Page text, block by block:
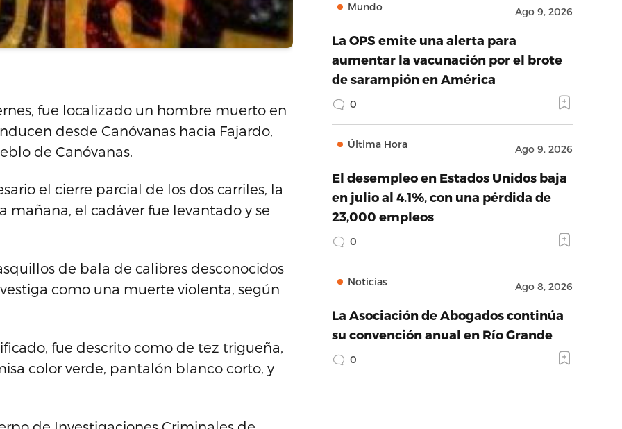
fue localizado un hombre muerto en
desde Canóvanas hacia Fajardo,
de Canóvanas.
el cierre parcial de los dos carriles, la
mañana, el cadáver fue levantado y se
de bala de calibres desconocidos
como una muerte violenta, según
fue descrito como de tez trigueña,
color verde, pantalón blanco corto, y
Mundo Ago 9, 2026
La OPS emite una alerta para
aumentar la vacunación por el brote
de sarampión en América
0
Última Hora Ago 9, 2026
El desempleo en Estados Unidos baja
en julio al 4.1%, con una pérdida de
23,000 empleos
0
Noticias Ago 8, 2026
La Asociación de Abogados continúa
su convención anual en Río Grande
0